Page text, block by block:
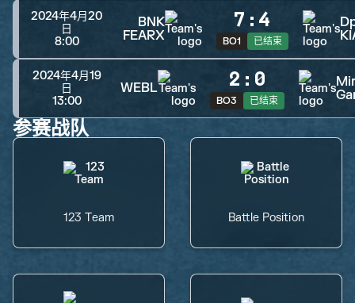
2024年4月20
日
8:00
BNK
FEARX
7 : 4
BO1 已结束
2024年4月19
日
13:00
WEBL 2 : 0
BO3 已结束
Mir
参赛战队
123 Team Battle Position